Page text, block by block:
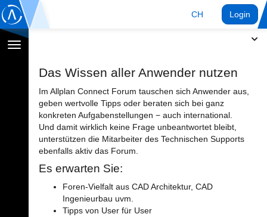
CH Login
Navigation
Das Wissen aller Anwender nutzen
Im Allplan Connect Forum tauschen sich Anwender aus,
geben wertvolle Tipps oder beraten sich bei ganz
konkreten Aufgabenstellungen − auch international.
Und damit wirklich keine Frage unbeantwortet bleibt,
unterstützen die Mitarbeiter des Technischen Supports
ebenfalls aktiv das Forum.
Es erwarten Sie:
Foren-Vielfalt aus CAD Architektur, CAD
Ingenieurbau uvm.
Tipps von User für User